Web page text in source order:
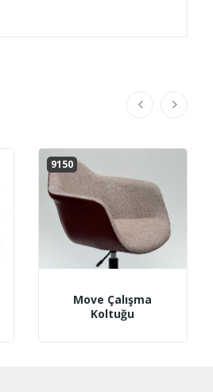
9150
Move Çalışma
Koltuğu